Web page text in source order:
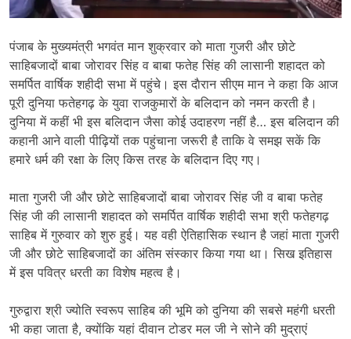
पंजाब के मुख्यमंत्री भगवंत मान शुक्रवार को माता गुजरी और छोटे
साहिबजादों बाबा जोरावर सिंह व बाबा फतेह सिंह की लासानी शहादत को
समर्पित वार्षिक शहीदी सभा में पहुंचे। इस दाैरान सीएम मान ने कहा कि आज
पूरी दुनिया फतेहगढ़ के युवा राजकुमारों के बलिदान को नमन करती है।
दुनिया में कहीं भी इस बलिदान जैसा कोई उदाहरण नहीं है… इस बलिदान की
कहानी आने वाली पीढ़ियों तक पहुंचाना जरूरी है ताकि वे समझ सकें कि
हमारे धर्म की रक्षा के लिए किस तरह के बलिदान दिए गए।
माता गुजरी जी और छोटे साहिबजादों बाबा जोरावर सिंह जी व बाबा फतेह
सिंह जी की लासानी शहादत को समर्पित वार्षिक शहीदी सभा श्री फतेहगढ़
साहिब में गुरुवार को शुरु हुई। यह वही ऐतिहासिक स्थान है जहां माता गुजरी
जी और छोटे साहिबजादों का अंतिम संस्कार किया गया था। सिख इतिहास
में इस पवित्र धरती का विशेष महत्व है।
गुरुद्वारा श्री ज्योति स्वरूप साहिब की भूमि को दुनिया की सबसे महंगी धरती
भी कहा जाता है, क्योंकि यहां दीवान टोडर मल जी ने सोने की मुद्राएं